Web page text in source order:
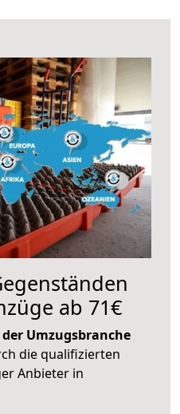
ab 71€
Umzugsbranche
die qualifizierten
Anbieter in